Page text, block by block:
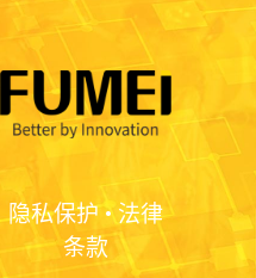
隐私保护•法律
条款